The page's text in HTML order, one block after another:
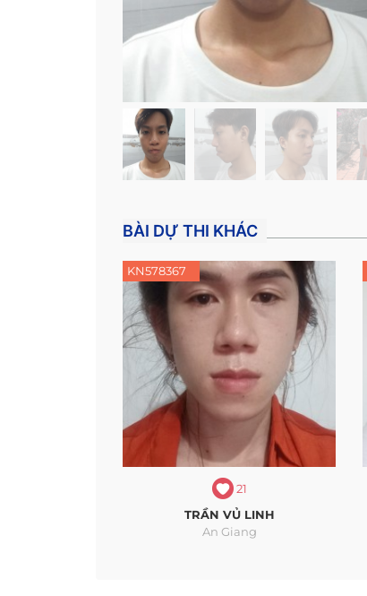
BÀI DỰ THI KHÁC
KN578367
21
TRẦN VỦ LINH
An Giang